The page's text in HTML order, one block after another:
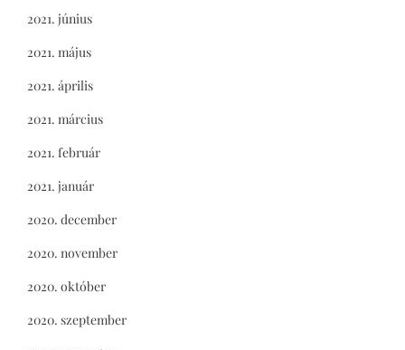
2021. június
2021. május
2021. április
2021. március
2021. február
2021. január
2020. december
2020. november
2020. október
2020. szeptember